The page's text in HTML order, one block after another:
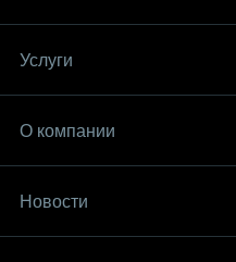
Услуги
О компании
Новости